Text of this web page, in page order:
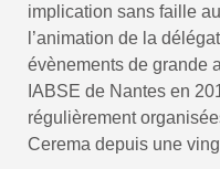
implication sans faille
l’animation de la
évènements de grande
IABSE de Nantes en
régulièrement
Cerema depuis une